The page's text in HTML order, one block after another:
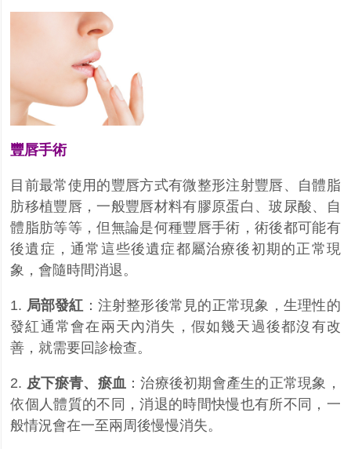
豐唇手術
目前最常使用的豐唇方式有微整形注射豐唇、自體脂
肪移植豐唇，一般豐唇材料有膠原蛋白、玻尿酸、自
體脂肪等等，但無論是何種豐唇手術，術後都可能有
後遺症，通常這些後遺症都屬治療後初期的正常現
象，會隨時間消退。
1. 局部發紅 ：注射整形後常見的正常現象，生理性的
發紅通常會在兩天內消失，假如幾天過後都沒有改
善，就需要回診檢查。
2. 皮下瘀青、瘀血 ：治療後初期會產生的正常現象，
依個人體質的不同，消退的時間快慢也有所不同，一
般情況會在一至兩周後慢慢消失。